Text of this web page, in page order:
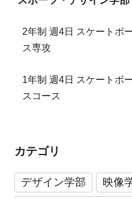
2年制 週4日 スケートボ
ス専攻
1年制 週4日 スケートボ
スコース
カテゴリ
デザイン学部 映像